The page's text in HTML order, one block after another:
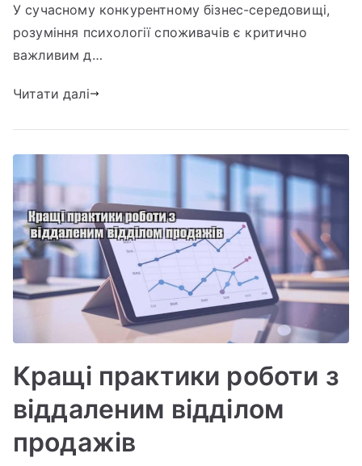
прийоми
для
збільшення
У сучасному конкурентному бізнес-середовищі,
розуміння психології споживачів є критично
важливим д…
Читати далі
Кращі практики роботи з
віддаленим відділом
продажів